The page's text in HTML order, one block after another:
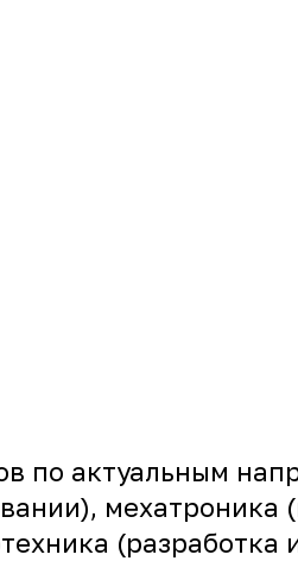
по актуальным
мехатроника
(разработка